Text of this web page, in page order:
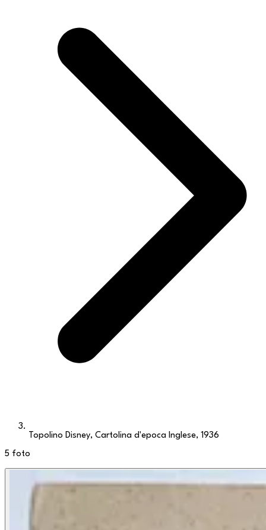
Topolino Disney, Cartolina d'epoca Inglese, 1936
5 foto